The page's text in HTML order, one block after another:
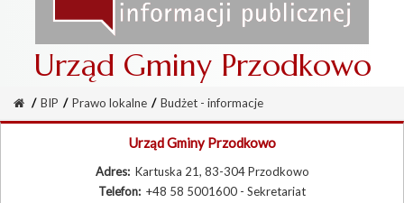
Urząd Gminy Przodkowo
/ BIP / Prawo lokalne / Budżet - informacje
Urząd Gminy Przodkowo
Adres: Kartuska 21, 83-304 Przodkowo
Telefon: +48 58 5001600 - Sekretariat